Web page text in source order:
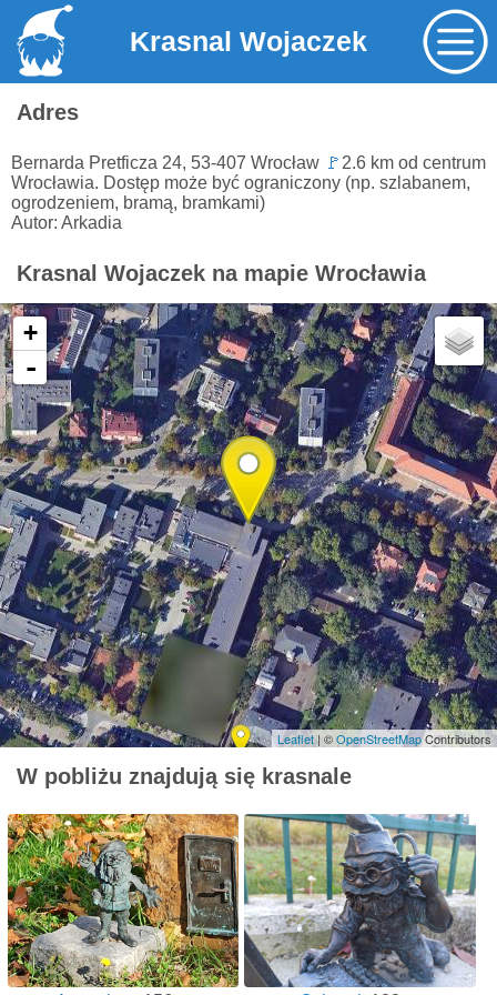
Krasnal Wojaczek
Adres
Bernarda Pretficza 24, 53-407 Wrocław 🚩 2.6 km od centrum
Wrocławia. Dostęp może być ograniczony (np. szlabanem,
ogrodzeniem, bramą, bramkami)
Autor: Arkadia
Krasnal Wojaczek na mapie Wrocławia
+
-
Leaflet| ©OpenStreetMapContributors
W pobliżu znajdują się krasnale